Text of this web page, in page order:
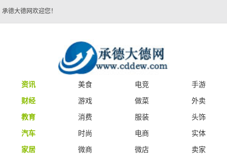
承德大德网欢迎您！
资讯 美食 电竞
手游
财经
游戏 做菜
外卖
教育
消费 服装
头饰
汽车
时尚 电商
实体
家居
微商 微店
卖家